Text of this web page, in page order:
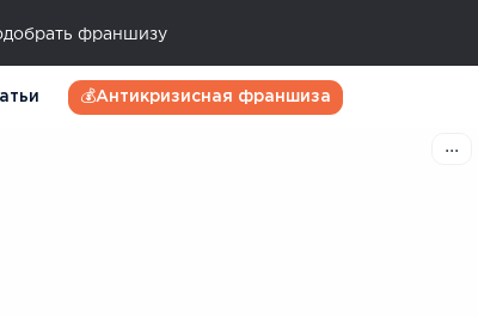
франшизу
💰Антикризисная франшиза